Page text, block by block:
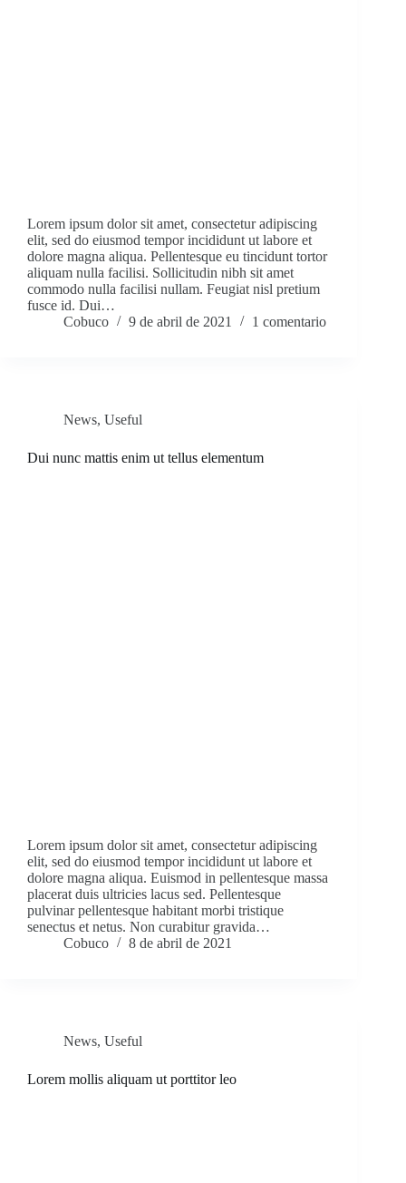
Lorem ipsum dolor sit amet, consectetur adipiscing
elit, sed do eiusmod tempor incididunt ut labore et
dolore magna aliqua. Pellentesque eu tincidunt tortor
aliquam nulla facilisi. Sollicitudin nibh sit amet
commodo nulla facilisi nullam. Feugiat nisl pretium
fusce id. Dui…
Cobuco
9 de abril de 2021 1 comentario
News, Useful
Dui nunc mattis enim ut tellus elementum
Lorem ipsum dolor sit amet, consectetur adipiscing
elit, sed do eiusmod tempor incididunt ut labore et
dolore magna aliqua. Euismod in pellentesque massa
placerat duis ultricies lacus sed. Pellentesque
pulvinar pellentesque habitant morbi tristique
senectus et netus. Non curabitur gravida…
Cobuco
8 de abril de 2021
News, Useful
Lorem mollis aliquam ut porttitor leo